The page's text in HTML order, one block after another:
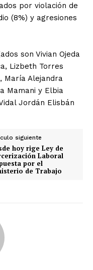
por violación de
(8%) y agresiones
son Vivian Ojeda
Lizbeth Torres
María Alejandra
Mamani y Elbia
Jordán Elisbán
siguiente
hoy rige Ley de
Laboral
por el
de Trabajo